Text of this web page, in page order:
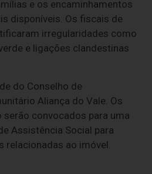
e os encaminhamentos
disponíveis. Os fiscais de
irregularidades como
e ligações clandestinas
do Conselho de
Aliança do Vale. Os
convocados para uma
Assistência Social para
ao imóvel.